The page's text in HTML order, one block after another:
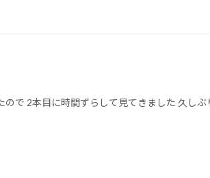
で 2本目に時間ずらして見てきました 久しぶ